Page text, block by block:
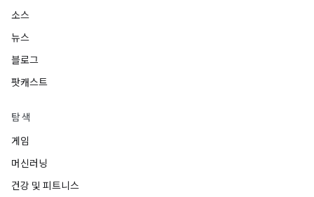
소스
뉴스
블로그
팟캐스트
탐색
게임
머신러닝
건강 및 피트니스